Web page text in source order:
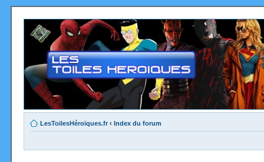
LesToilesHéroïques.fr ‹ Index du forum